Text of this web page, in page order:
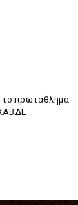
το πρωτάθλημα